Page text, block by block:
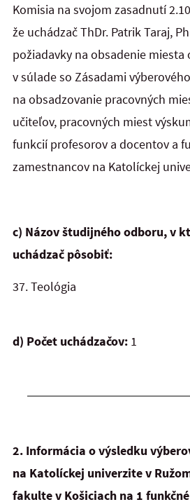
Komisia na svojom zasadnutí
že uchádzač ThDr. Patrik Taraj,
požiadavky na obsadenie
v súlade so Zásadami
na obsadzovanie pracovných
učiteľov, pracovných miest
funkcií profesorov a docentov a
zamestnancov na Katolíckej
c) Názov študijného odboru, v
uchádzač pôsobiť:
37.Teológia
d) Počet uchádzačov: 1
2. Informácia o výsledku
na Katolíckej univerzite v
fakulte v Košiciach na 1